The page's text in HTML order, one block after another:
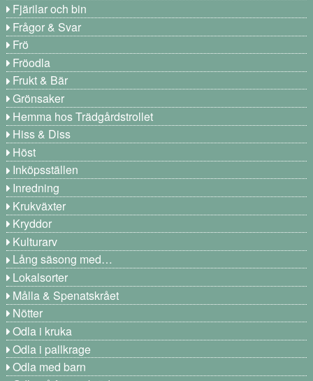
Fjärilar och bin
Frågor & Svar
Frö
Fröodla
Frukt & Bär
Grönsaker
Hemma hos Trädgårdstrollet
Hiss & Diss
Höst
Inköpsställen
Inredning
Krukväxter
Kryddor
Kulturarv
Lång säsong med…
Lokalsorter
Målla & Spenatskrået
Nötter
Odla i kruka
Odla i pallkrage
Odla med barn